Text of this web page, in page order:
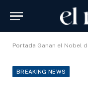
Portada Ganan el Nobel de Física
BREAKING NEWS